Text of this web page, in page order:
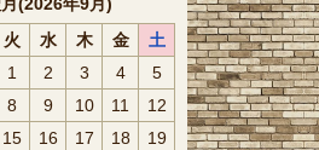
火 水 木 金
土
1
2 3 4
5
8 9 10 11
12
15 16 17 18 19